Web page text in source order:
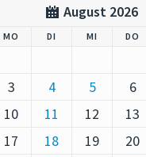
August 2026
MO DIENSTAG
MITTWOCH
DO
3 4 5 6
10 11 12 13
17 18 19 20